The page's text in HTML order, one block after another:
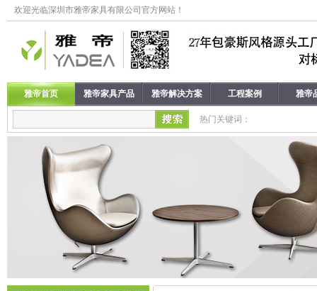
欢迎光临深圳市雅帝家具有限公司官方网站！
雅帝首页 雅帝家具产品 雅帝解决方案 工程案例 雅帝
热门关键词：